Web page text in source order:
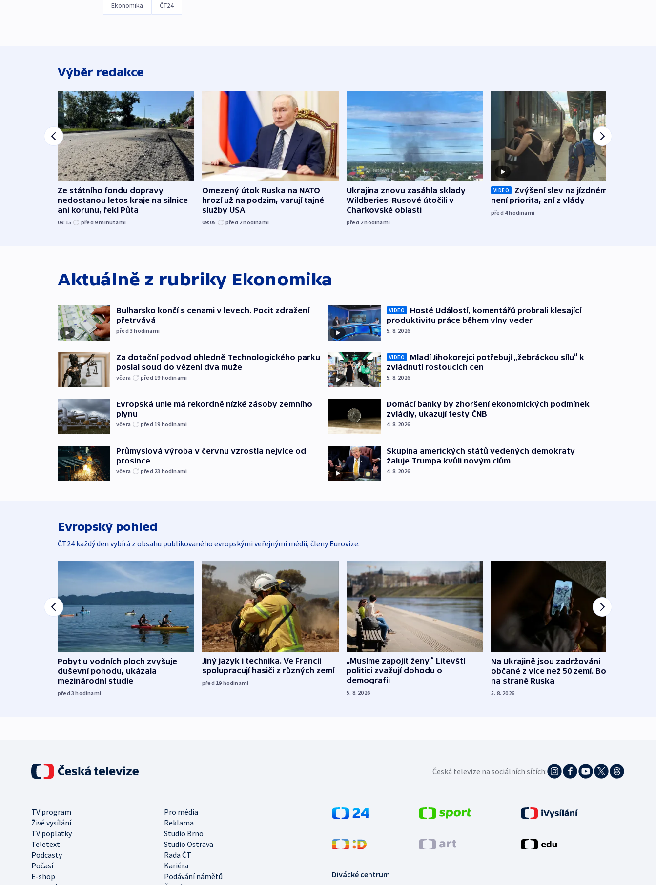
Ekonomika ČT24
Výběr redakce
Ze státního fondu dopravy
nedostanou letos kraje na silnice
ani korunu, řekl Půta
09:15 před 9minutami
Omezený útok Ruska na NATO
hrozí už na podzim, varují tajné
služby USA
09:05 před 2hodinami
Ukrajina znovu zasáhla sklady
Wildberies. Rusové útočili v
Charkovské oblasti
před 2hodinami
VIDEO
Zvýšení slev na jízdném teď
není priorita, zní z vlády
před 4hodinami
Aktuálně z rubriky Ekonomika
Bulharsko končí s cenami v levech. Pocit zdražení
přetrvává
před 3hodinami
Za dotační podvod ohledně Technologického parku
poslal soud do vězení dva muže
včera před 19 hodinami
Evropská unie má rekordně nízké zásoby zemního
plynu
včera před 19 hodinami
Průmyslová výroba v červnu vzrostla nejvíce od
prosince
včera před 23 hodinami
VIDEO
Hosté Událostí, komentářů probrali klesající
produktivitu práce během vlny veder
5. 8. 2026
VIDEO
Mladí Jihokorejci potřebují „žebráckou sílu“ k
zvládnutí rostoucích cen
5. 8. 2026
Domácí banky by zhoršení ekonomických podmínek
zvládly, ukazují testy ČNB
4. 8. 2026
Skupina amerických států vedených demokraty
žaluje Trumpa kvůli novým clům
4. 8. 2026
Evropský pohled
ČT24 každý den vybírá z obsahu publikovaného evropskými veřejnými médii, členy Eurovize.
Pobyt u vodních ploch zvyšuje
duševní pohodu, ukázala
mezinárodní studie
před 3hodinami
Jiný jazyk i technika. Ve Francii
spolupracují hasiči z různých zemí
před 19 hodinami
„Musíme zapojit ženy.“ Litevští
politici zvažují dohodu o
demografii
5. 8. 2026
Na Ukrajině jsou zadržováni
občané z více než 50 zemí. Bojovali
na straně Ruska
5. 8. 2026
Česká televize na sociálních sítích:
TV program
Pro média
Živé vysílání
Reklama
TV poplatky
Studio Brno
Teletext
Studio Ostrava
Podcasty
Rada ČT
Počasí
Kariéra
E-shop
Podávání námětů
Divácké centrum